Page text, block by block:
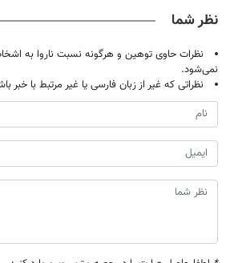
نظر شما
نظرات حاوی توهین و هرگونه نسبت ناروا به
نمی‌شود.
نظراتی که غیر از زبان فارسی یا غیر مرتبط با خبر